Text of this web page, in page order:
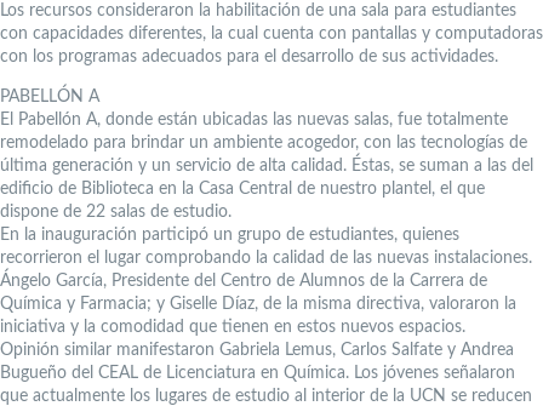
Los recursos consideraron la habilitación de una sala para estudiantes
con capacidades diferentes, la cual cuenta con pantallas y computadoras
con los programas adecuados para el desarrollo de sus actividades.
PABELLÓN A
El Pabellón A, donde están ubicadas las nuevas salas, fue totalmente
remodelado para brindar un ambiente acogedor, con las tecnologías de
última generación y un servicio de alta calidad. Éstas, se suman a las del
edificio de Biblioteca en la Casa Central de nuestro plantel, el que
dispone de 22 salas de estudio.
En la inauguración participó un grupo de estudiantes, quienes
recorrieron el lugar comprobando la calidad de las nuevas instalaciones.
Ángelo García, Presidente del Centro de Alumnos de la Carrera de
Química y Farmacia; y Giselle Díaz, de la misma directiva, valoraron la
iniciativa y la comodidad que tienen en estos nuevos espacios.
Opinión similar manifestaron Gabriela Lemus, Carlos Salfate y Andrea
Bugueño del CEAL de Licenciatura en Química. Los jóvenes señalaron
que actualmente los lugares de estudio al interior de la UCN se reducen